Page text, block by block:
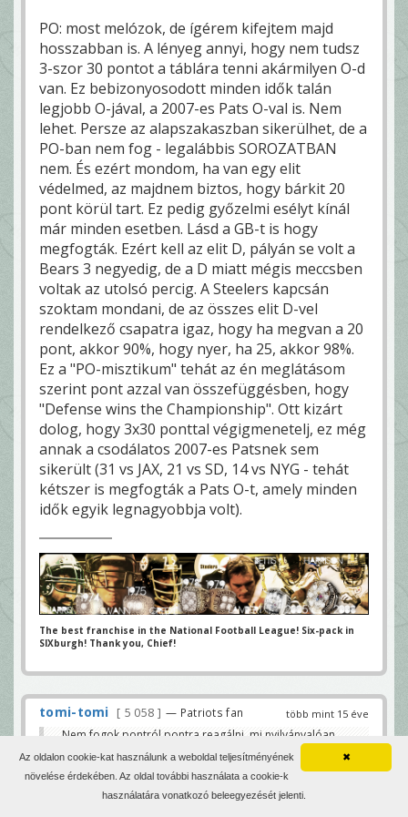
PO: most melózok, de ígérem kifejtem majd
hosszabban is. A lényeg annyi, hogy nem tudsz
3-szor 30 pontot a táblára tenni akármilyen O-d
van. Ez bebizonyosodott minden idők talán
legjobb O-jával, a 2007-es Pats O-val is. Nem
lehet. Persze az alapszakaszban sikerülhet, de a
PO-ban nem fog - legalábbis SOROZATBAN
nem. És ezért mondom, ha van egy elit
védelmed, az majdnem biztos, hogy bárkit 20
pont körül tart. Ez pedig győzelmi esélyt kínál
már minden esetben. Lásd a GB-t is hogy
megfogták. Ezért kell az elit D, pályán se volt a
Bears 3 negyedig, de a D miatt mégis meccsben
voltak az utolsó percig. A Steelers kapcsán
szoktam mondani, de az összes elit D-vel
rendelkező csapatra igaz, hogy ha megvan a 20
pont, akkor 90%, hogy nyer, ha 25, akkor 98%.
Ez a "PO-misztikum" tehát az én meglátásom
szerint pont azzal van összefüggésben, hogy
"Defense wins the Championship". Ott kizárt
dolog, hogy 3x30 ponttal végigmenetelj, ez még
annak a csodálatos 2007-es Patsnek sem
sikerült (31 vs JAX, 21 vs SD, 14 vs NYG - tehát
kétszer is megfogták a Pats O-t, amely minden
idők egyik legnagyobbja volt).
The best franchise in the National Football League! Six-pack in
SIXburgh! Thank you, Chief!
több mint 15 éve
tomi-tomi 5 058 — Patriots fan
Nem fogok pontról pontra reagálni, mi nyilvánvalóan
olyan emberek vagyunk, akik biztosan soha nem egy
meccset látunk. Elvégre ha már abban sem tudunk
egyetérteni, hogy a Jets O a Patsre 28, a Steelers-re 17
pontot írt, akkor azt hiszem, a matekról is máshogy
✖
Az oldalon cookie-kat használunk a weboldal teljesítményének
növelése érdekében. Az oldal további használata a cookie-k
használatára vonatkozó beleegyezését jelenti.